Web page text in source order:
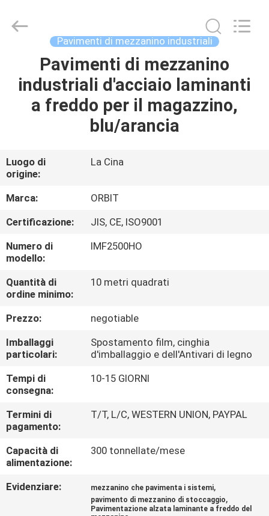
CASA
PRODOTTI
NOI
GIRO
DELLA
FABBRICA
CONTROLLO
DI
QUALITÀ
CONTATTICI
NOTIZIE
CASI
DEL
Metal
Products
Pavimenti di mezzanino industriali
Pavimenti di mezzanino
industriali d'acciaio laminanti
a freddo per il magazzino,
blu/arancia
Luogo di
origine:
La Cina
Marca:
ORBIT
Certificazione:
JIS, CE, ISO9001
Numero di
modello:
IMF2500HO
Quantità di
ordine minimo:
10 metri quadrati
Prezzo:
negotiable
Imballaggi
particolari:
Spostamento film, cinghia
d'imballaggio e dell'Antivari di legno
Tempi di
consegna:
10-15 GIORNI
Termini di
pagamento:
T/T, L/C, WESTERN UNION, PAYPAL
Capacità di
alimentazione:
300 tonnellate/mese
Evidenziare: mezzanino che pavimenta i sistemi,
pavimento di mezzanino di stoccaggio,
Pavimentazione alzata laminante a freddo del